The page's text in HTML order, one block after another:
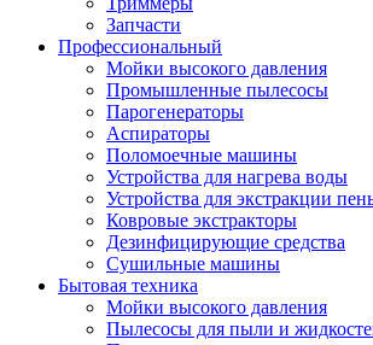
Запчасти
Профессиональный
Мойки высокого давления
Промышленные пылесосы
Парогенераторы
Аспираторы
Поломоечные машины
Устройства для нагрева воды
Устройства для экстракции
Ковровые экстракторы
Дезинфицирующие средства
Сушильные машины
Бытовая техника
Мойки высокого давления
Пылесосы для пыли и